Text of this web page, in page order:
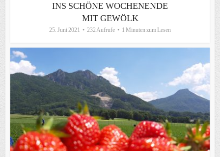
INS SCHÖNE WOCHENENDE
MIT GEWÖLK
25. Juni 2021 232 Aufrufe 1 Minuten zum Lesen